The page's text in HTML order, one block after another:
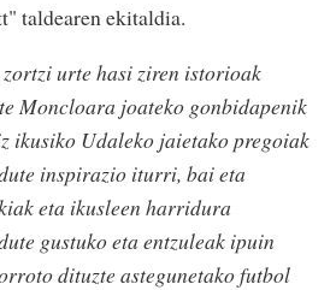
taldearen ekitaldia.
urte hasi ziren istorioak
Moncloara joateko gonbidapenik
ikusiko Udaleko jaietako pregoiak
inspirazio iturri, bai eta
eta ikusleen harridura
gustuko eta entzuleak ipuin
dituzte astegunetako futbol